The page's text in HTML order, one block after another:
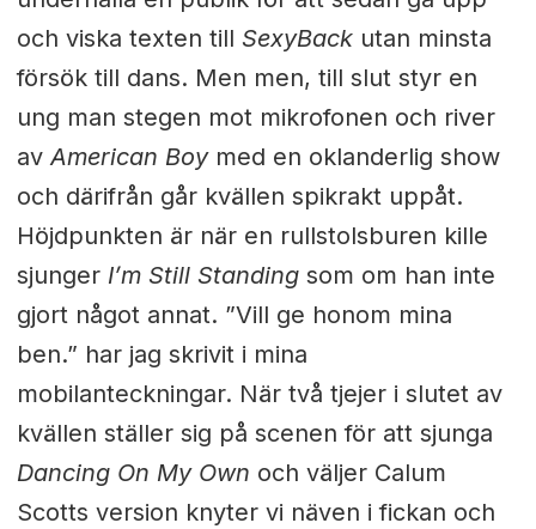
och viska texten till SexyBackutan minsta
försök till dans. Men men, till slut styr en
ung man stegen mot mikrofonen och river
avAmerican Boymed en oklanderlig show
och därifrån går kvällen spikrakt uppåt.
Höjdpunkten är när en rullstolsburen kille
sjunger I’m Still Standingsom om han inte
gjort något annat. ”Vill ge honom mina
ben.” har jag skrivit i mina
mobilanteckningar. När två tjejer i slutet av
kvällen ställer sig på scenen för att sjunga
Dancing On My Own och väljer Calum
Scotts version knyter vi näven i fickan och